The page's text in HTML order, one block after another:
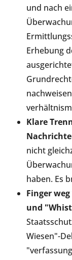
und nach
Erhebung
Klare
nicht
haben. Es
Finger
und
Wiesen"-